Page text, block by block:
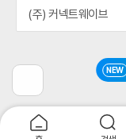
NEW
전
페
이
지
(주) 커넥트웨이브